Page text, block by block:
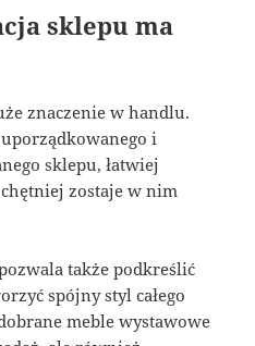
sklepu ma
znaczenie w handlu.
i
sklepu, łatwiej
zostaje w nim
także podkreślić
spójny styl całego
meble wystawowe